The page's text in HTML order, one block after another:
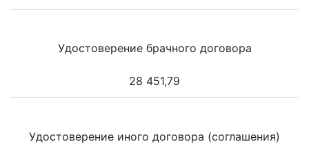
Удостоверение брачного договора
28 451,79
Удостоверение иного договора (соглашения)